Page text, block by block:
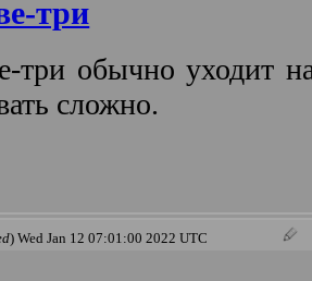
три
три обычно уходит
сложно.
) Wed Jan 12 07:01:00 2022 UTC